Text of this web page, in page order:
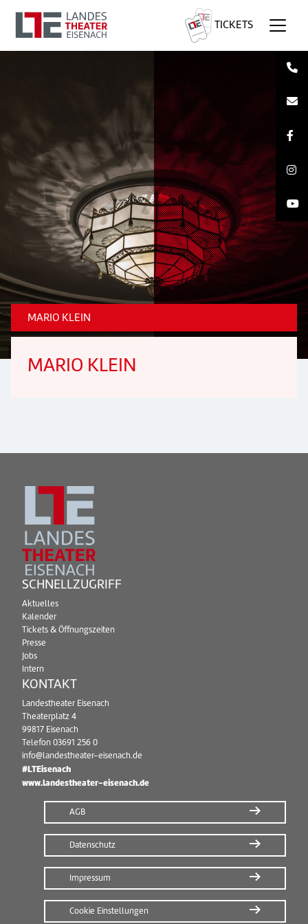
TICKETS
MARIO KLEIN
MARIO KLEIN
SCHNELLZUGRIFF
Aktuelles
Kalender
Tickets & Öffnungszeiten
Presse
Jobs
Intern
KONTAKT
Landestheater Eisenach
Theaterplatz 4
99817 Eisenach
Telefon 03691 256 0
info@landestheater-eisenach.de
#LTEisenach
www.landestheater-eisenach.de
AGB
Datenschutz
Impressum
Cookie Einstellungen